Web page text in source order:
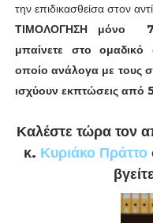
την επιδικασθείσα στον
ΤΙΜΟΛΟΓΗΣΗ μόνο
μπαίνετε στο
οποίο ανάλογα με τους
ισχύουν εκπτώσεις από
Καλέστε τώρα τον
κ. Κυριάκο Πράττο